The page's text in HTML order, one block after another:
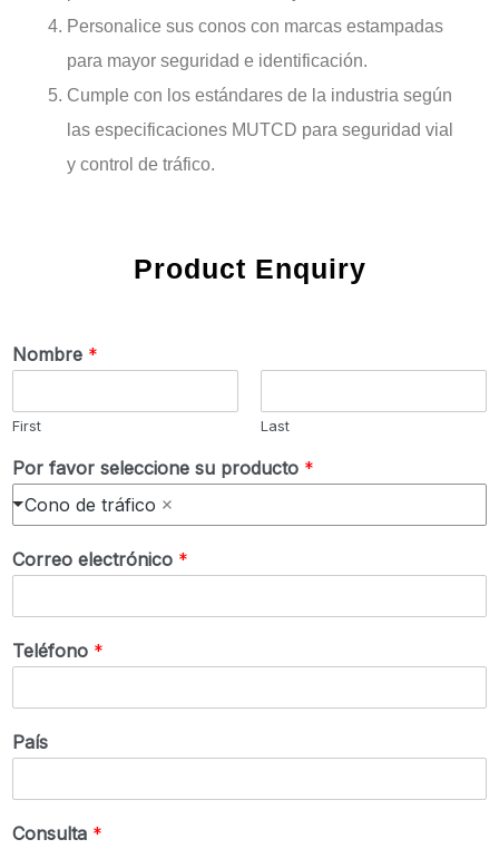
Personalice sus conos con marcas estampadas
para mayor seguridad e identificación.
Cumple con los estándares de la industria según
las especificaciones MUTCD para seguridad vial
y control de tráfico.
Product Enquiry
Nombre *
First Last
Por favor seleccione su producto *
Cono de tráfico
Correo electrónico *
Teléfono *
País
Consulta *